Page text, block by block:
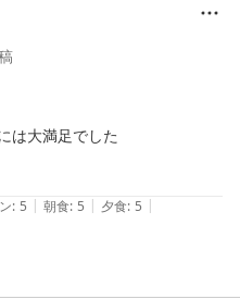
。
にも安心してご利用いただけ
努めております。快適にお過
ました。
ついては、省人化により手続
てよりストレスの少ないご滞
ております。今後はさらに分
も取り組んでまいります。
プランもご用意しております
いただき、ご滞在をより楽し
は大満足でした
時間を過ごすことが出来まし
ロントまで歩くしかないことと、
車場へ移動が必要です
: 5 | 朝食: 5 | 夕食: 5 |